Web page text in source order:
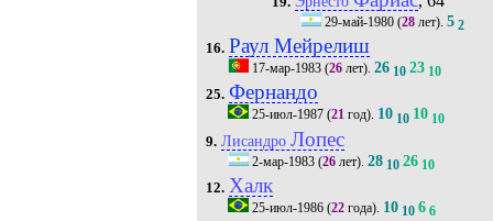
29-май-1980 (28 лет).5 2
16. Раул Мейрелиш
17-мар-1983(26лет). 26 10 23 10
25. Фернандо
25-июл-1987(21год). 10 10 10 10
9. Лисандро Лопес
2-мар-1983(26лет). 28 10 26 10
12. Халк
25-июл-1986(22года). 10 10 6 6